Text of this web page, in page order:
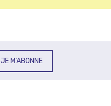
JE M'ABONNE